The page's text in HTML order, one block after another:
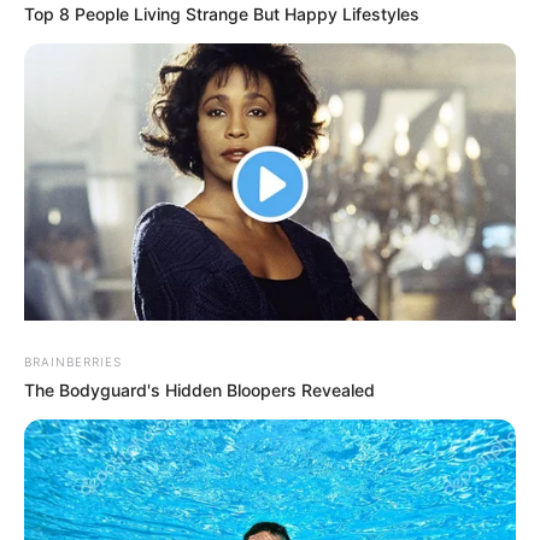
Top 8 People Living Strange But Happy Lifestyles
BRAINBERRIES
The Bodyguard's Hidden Bloopers Revealed